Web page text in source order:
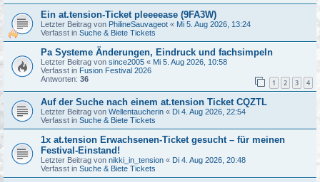
Ein at.tension-Ticket pleeeease (9FA3W)
Letzter Beitrag von PhilineSauvageot « Mi 5. Aug 2026, 13:24
Verfasst in Suche & Biete Tickets
Pa Systeme Änderungen, Eindruck und fachsimpeln
Letzter Beitrag von since2005 « Mi 5. Aug 2026, 10:58
Verfasst in Fusion Festival 2026
Antworten: 36 1 2 3 4
Auf der Suche nach einem at.tension Ticket CQZTL
Letzter Beitrag von Wellentaucherin « Di 4. Aug 2026, 22:54
Verfasst in Suche & Biete Tickets
1x at.tension Erwachsenen-Ticket gesucht – für meinen
Festival-Einstand!
Letzter Beitrag von nikki_in_tension « Di 4. Aug 2026, 20:48
Verfasst in Suche & Biete Tickets